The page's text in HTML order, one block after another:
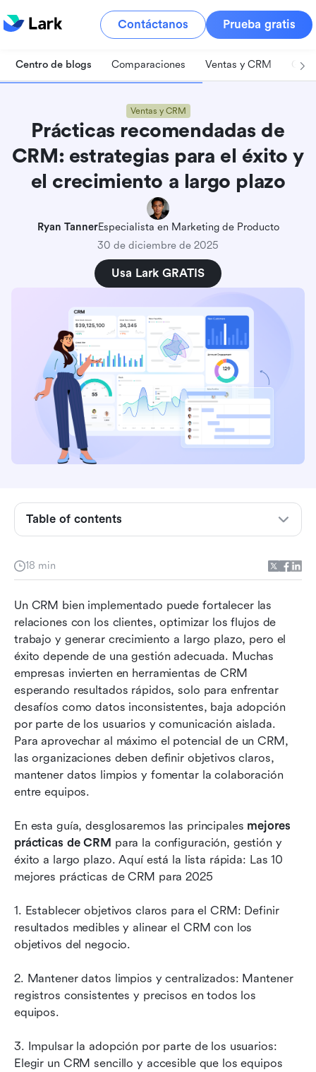
Contáctanos Prueba gratis
Centro de blogs Comparaciones Ventas y CRM
Ventas y CRM
Prácticas recomendadas de
CRM: estrategias para el éxito y
el crecimiento a largo plazo
Ryan TannerEspecialista en Marketing de Producto
30 de diciembre de 2025
Usa Lark GRATIS
18 min
Un CRM bien implementado puede fortalecer las
relaciones con los clientes, optimizar los flujos de
trabajo y generar crecimiento a largo plazo, pero el
éxito depende de una gestión adecuada. Muchas
empresas invierten en herramientas de CRM
esperando resultados rápidos, solo para enfrentar
desafíos como datos inconsistentes, baja adopción
por parte de los usuarios y comunicación aislada.
Para aprovechar al máximo el potencial de un CRM,
las organizaciones deben definir objetivos claros,
mantener datos limpios y fomentar la colaboración
entre equipos.
En esta guía, desglosaremos las principales mejores
prácticas de CRM para la configuración, gestión y
éxito a largo plazo. Aquí está la lista rápida: Las 10
mejores prácticas de CRM para 2025
1. Establecer objetivos claros para el CRM: Definir
resultados medibles y alinear el CRM con los
objetivos del negocio.
2. Mantener datos limpios y centralizados: Mantener
registros consistentes y precisos en todos los
equipos.
3. Impulsar la adopción por parte de los usuarios:
Elegir un CRM sencillo y accesible que los equipos
Table of contents
¿Cuáles son las mejores prácticas de CRM?
prácticas de CRM
10 mejores prácticas de CRM y formas de
implementarlas
Errores comunes de CRM que se deben evitar
Conclusión
Preguntas frecuentes
Lecturas relacionadas